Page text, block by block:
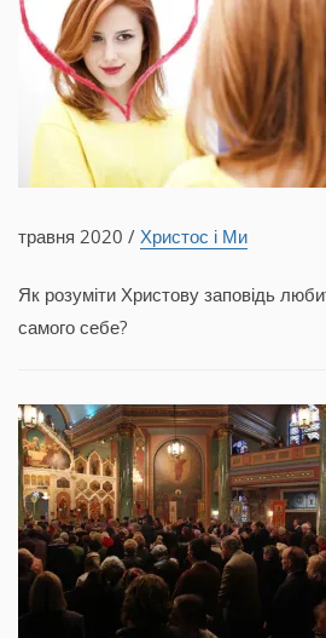
травня 2020 / Христос і Ми
Як розуміти Христову заповідь
самого себе?